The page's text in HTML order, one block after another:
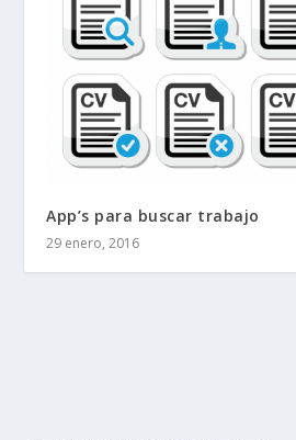
App’s para buscar trabajo
29 enero, 2016